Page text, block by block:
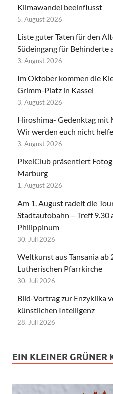
Klimawandel beeinflusst
5. August 2026
Liste guter Taten für den
Südeingang für Behinderte
3. August 2026
Im Oktober kommen die
Grimm-Platz in Kassel
3. August 2026
Hiroshima- Gedenktag mit
Wir werden euch nicht
3. August 2026
PixelClub präsentiert
Marburg
1. August 2026
Am 1. August radelt die
Stadtautobahn – Treff 9.30
Philippinum
30. Juli 2026
Weltkunst aus Tansania ab
Lutherischen Pfarrkirche
30. Juli 2026
Bild-Vortrag zur Enzyklika
künstlichen Intelligenz
28. Juli 2026
EIN KLEINER GRÜNER